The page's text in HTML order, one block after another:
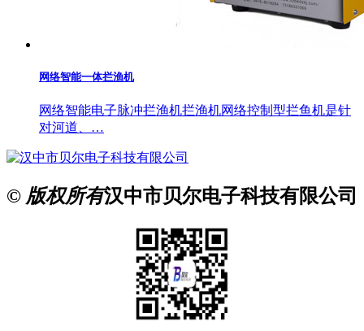
网络智能一体拦渔机
网络智能电子脉冲拦渔机拦渔机网络控制型拦鱼机是针
对河道、…
© 版权所有汉中市贝尔电子科技有限公司